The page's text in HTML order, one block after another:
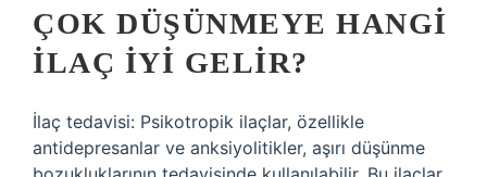
ÇOK DÜŞÜNMEYE HANGI
ILAÇ IYI GELIR?
İlaç tedavisi: Psikotropik ilaçlar, özellikle
antidepresanlar ve anksiyolitikler, aşırı düşünme